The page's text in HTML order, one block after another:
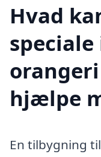
Hvad
hjælpe
En tilbygning